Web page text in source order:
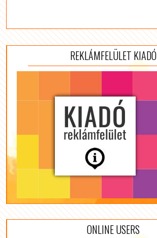
REKLÁMFELÜLET KIADÓ
ONLINE USERS